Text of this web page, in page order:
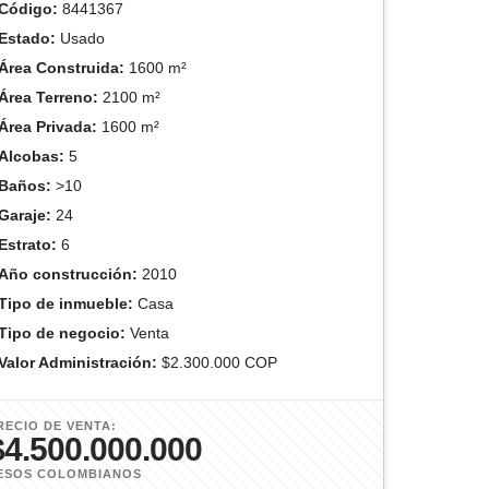
8441367
Usado
Construida: 1600 m²
Terreno: 2100 m²
Privada: 1600 m²
5
>10
24
6
construcción: 2010
de inmueble: Casa
de negocio: Venta
Administración: $2.300.000 COP
DE VENTA:
COLOMBIANOS